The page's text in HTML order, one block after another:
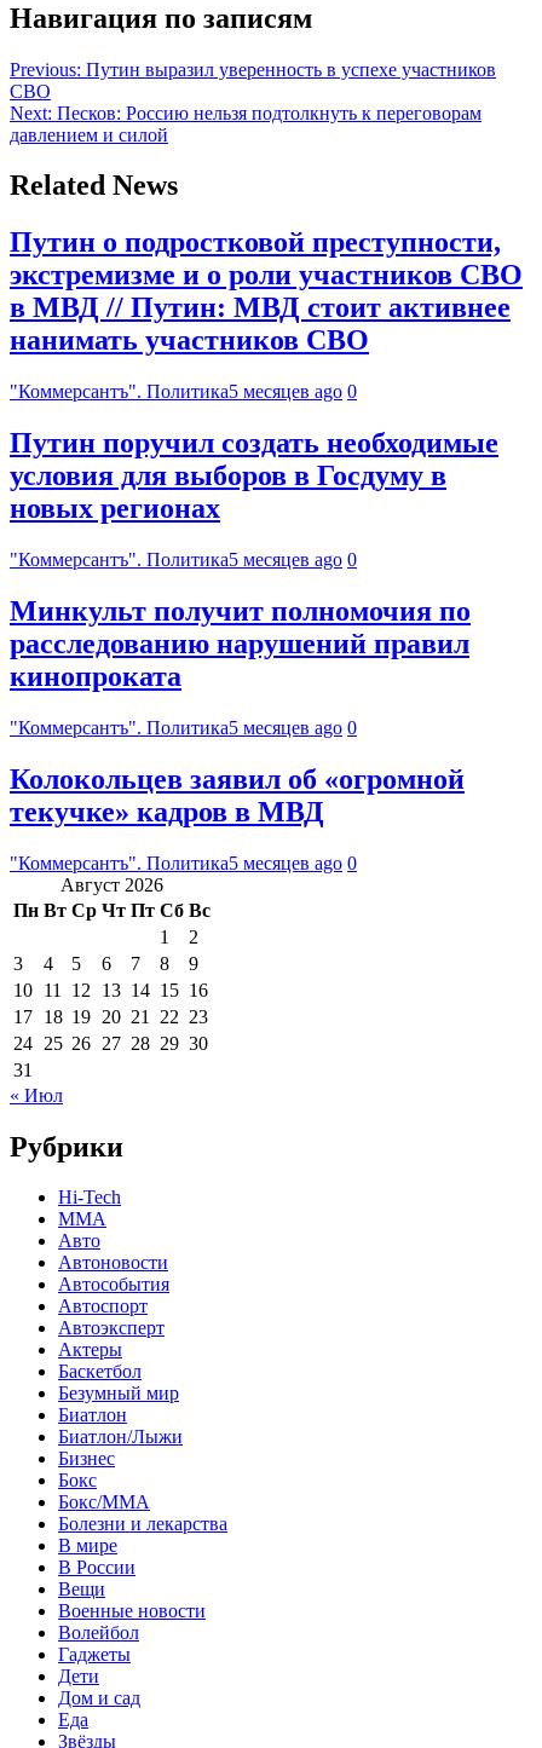
Навигация по записям
Previous: Путин выразил уверенность в успехе участников
СВО
Next: Песков: Россию нельзя подтолкнуть к переговорам
давлением и силой
Related News
Путин о подростковой преступности,
экстремизме и о роли участников СВО
в МВД // Путин: МВД стоит активнее
нанимать участников СВО
"Коммерсантъ". Политика5 месяцев ago 0
Путин поручил создать необходимые
условия для выборов в Госдуму в
новых регионах
"Коммерсантъ". Политика5 месяцев ago 0
Минкульт получит полномочия по
расследованию нарушений правил
кинопроката
"Коммерсантъ". Политика5 месяцев ago 0
Колокольцев заявил об «огромной
текучке» кадров в МВД
"Коммерсантъ". Политика5 месяцев ago 0
Август 2026
Пн Вт Ср Чт Пт Сб Вс
1
2
3
4 5 6 7 8
9
10 11 12 13 14 15 16
17 18 19 20 21 22 23
24 25 26 27 28 29 30
31
« Июл
Рубрики
Hi-Tech
MMA
Авто
Автоновости
Автособытия
Автоспорт
Автоэксперт
Актеры
Баскетбол
Безумный мир
Биатлон
Биатлон/Лыжи
Бизнес
Бокс
Бокс/MMA
Болезни и лекарства
В мире
В России
Вещи
Военные новости
Волейбол
Гаджеты
Дети
Дом и сад
Еда
Звёзды